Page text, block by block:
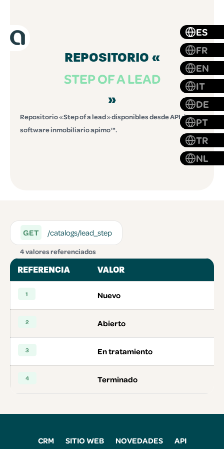
REPOSITORIO «
STEP OF A LEAD
»
Repositorio « Step of a lead » disponibles desde API de
software inmobiliario apimo™.
ES
FR
EN
IT
DE
PT
TR
NL
GET /catalogs/lead_step
4 valores referenciados
REFERENCIA VALOR
1 Nuevo
2 Abierto
3 En tratamiento
4 Terminado
CRM SITIO WEB NOVEDADES API